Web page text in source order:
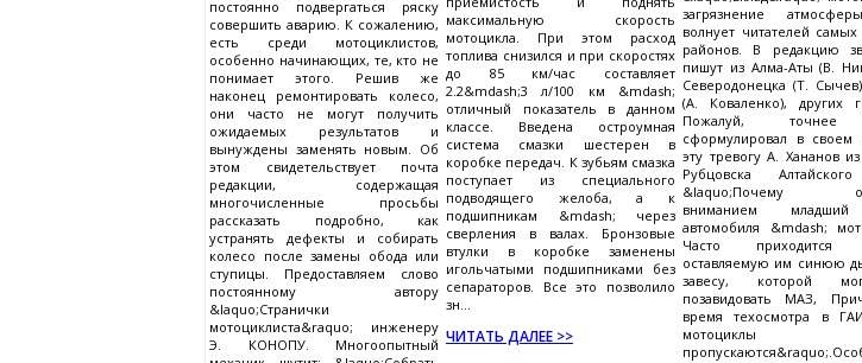
постоянно подвергаться ряску
совершить аварию. К сожалению,
есть среди мотоциклистов,
особенно начинающих, те, кто не
понимает этого. Решив же
наконец ремонтировать колесо,
они часто не могут получить
ожидаемых результатов и
вынуждены заменять новым. Об
этом свидетельствует почта
редакции, содержащая
многочисленные просьбы
рассказать подробно, как
устранять дефекты и собирать
колесо после замены обода или
ступицы. Предоставляем слово
постоянному автору
&laquo;Странички
мотоциклиста&raquo; инженеру
Э. КОНОПУ. Многоопытный
максимальную скорость
мотоцикла. При этом расход
топлива снизился и при скоростях
до 85 км/час составляет
2.2&mdash;3 л/100 км &mdash;
отличный показатель в данном
классе. Введена остроумная
система смазки шестерен в
коробке передач. К зубьям смазка
поступает из специального
подводящего желоба, а к
подшипникам &mdash; через
сверления в валах. Бронзовые
втулки в коробке заменены
игольчатыми подшипниками без
сепараторов. Все это позволило
зн...
ЧИТАТЬ ДАЛЕЕ >>
загрязнение
волнует читателей
районов. В редакцию
пишут из Алма-Аты (В.
Северодонецка (Т.
(А. Коваленко), других
Пожалуй, точнее
сформулировал в своем
эту тревогу А. Хананов
Рубцовска
&laquo;Почему
вниманием
автомобиля &mdash;
Часто приходится
оставляемую им синюю
завесу, которой
позавидовать МАЗ,
время техосмотра в
мотоциклы